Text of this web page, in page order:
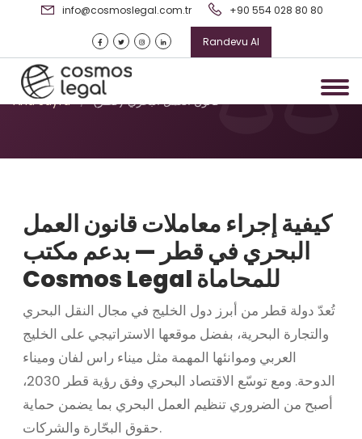
info@cosmoslegal.com.tr +90 554 028 80 80
Randevu Al
قانون العمل البحري (قطر)
Ana Sayfa / قانون العمل البحري (قطر)
كيفية إجراء معاملات قانون العمل
البحري في قطر — بدعم مكتب
Cosmos Legal للمحاماة
تُعدّ دولة قطر من أبرز دول الخليج في مجال النقل البحري
والتجارة البحرية، بفضل موقعها الاستراتيجي على الخليج
العربي وموانئها المهمة مثل ميناء راس لفان وميناء
الدوحة. ومع توسّع الاقتصاد البحري وفق رؤية قطر 2030،
أصبح من الضروري تنظيم العمل البحري بما يضمن حماية
حقوق البحّارة والشركات.